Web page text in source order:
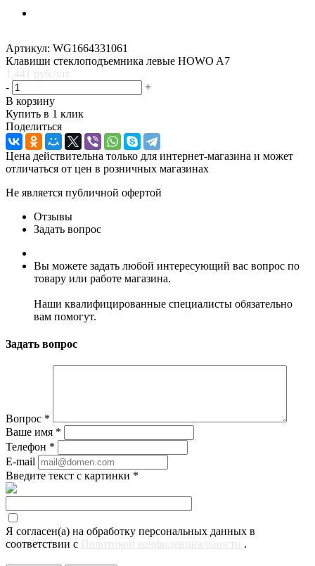
Артикул: WG1664331061
Клавиши стеклоподъемника левые HOWO A7
1 441
руб.
/шт
-
+
В корзину
Купить в 1 клик
Поделиться
Цена действительна только для интернет-магазина и может
отличаться от цен в розничных магазинах
Не является публичной офертой
Отзывы
Задать вопрос
Вы можете задать любой интересующий вас вопрос по
товару или работе магазина.
Наши квалифицированные специалисты обязательно
вам помогут.
Задать вопрос
Вопрос *
Ваше имя *
Телефон *
E-mail
Введите текст с картинки *
Я согласен(а) на обработку персональных данных в
соответствии с Политикой конфиденциальности .